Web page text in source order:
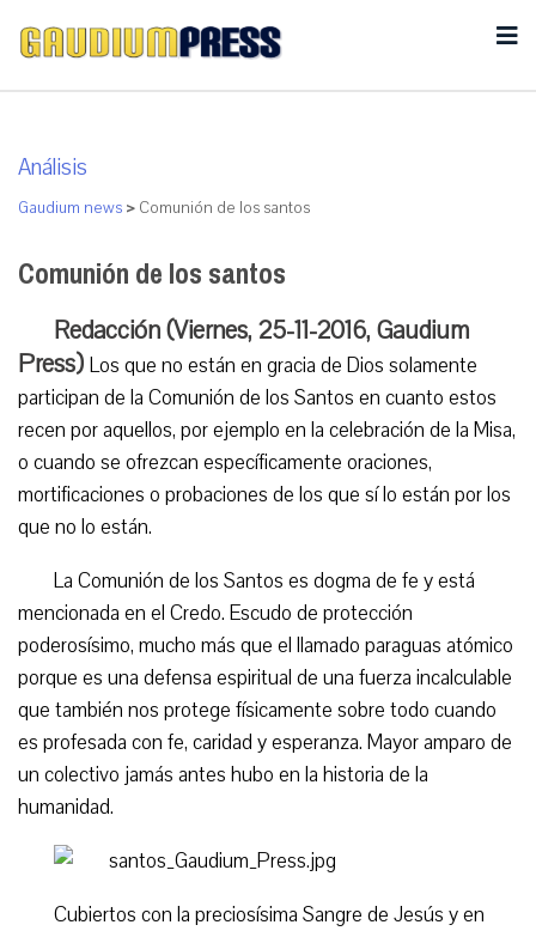
Análisis
Gaudium news > Comunión de los santos
Comunión de los santos
Redacción (Viernes, 25-11-2016, Gaudium
Press) Los que no están en gracia de Dios solamente
participan de la Comunión de los Santos en cuanto estos
recen por aquellos, por ejemplo en la celebración de la Misa,
o cuando se ofrezcan específicamente oraciones,
mortificaciones o probaciones de los que sí lo están por los
que no lo están.
La Comunión de los Santos es dogma de fe y está
mencionada en el Credo. Escudo de protección
poderosísimo, mucho más que el llamado paraguas atómico
porque es una defensa espiritual de una fuerza incalculable
que también nos protege físicamente sobre todo cuando
es profesada con fe, caridad y esperanza. Mayor amparo de
un colectivo jamás antes hubo en la historia de la
humanidad.
Cubiertos con la preciosísima Sangre de Jesús y en